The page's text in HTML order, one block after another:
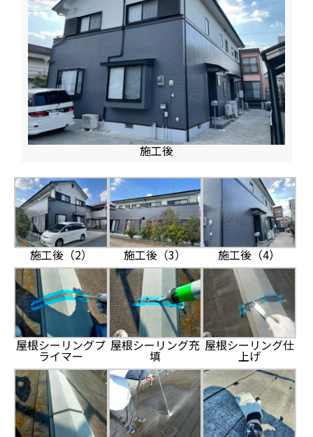
施工後
施工後（2） 施工後（3） 施工後（4）
屋根シーリングプ
ライマー
屋根シーリング充
填
屋根シーリング仕
上げ